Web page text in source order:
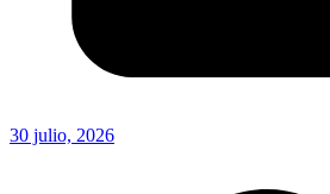
30 julio, 2026